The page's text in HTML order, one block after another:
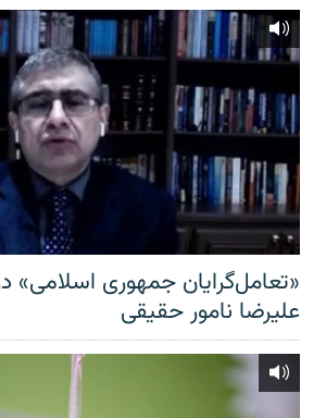
«تعامل‌گرایان جمهوری اسلامی»
علیرضا نامور حقیقی